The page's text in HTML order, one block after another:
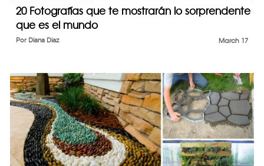
20 Fotografías que te mostrarán lo sorprendente
que es el mundo
March 17
Por Diana Diaz